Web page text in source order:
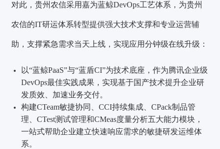
对此，贵州农信采用嘉为蓝鲸DevOps工艺体系，为贵州
农信的IT研运体系转型提供强大技术支撑和专业运营辅
助，支撑紧急需求当天上线，实现应用分钟级在线升级：
以“蓝鲸PaaS”与“蓝盾CI”为技术底座，作为腾讯企业级
DevOps最佳实践成果，实现基于国产技术提升企业研
发质效、加速业务交付。
构建CTeam敏捷协同、CCI持续集成、CPack制品管
理、CTest测试管理和CMeas度量分析五大能力模块，
一站式帮助企业建立快速响应需求的敏捷研发运维体
系。